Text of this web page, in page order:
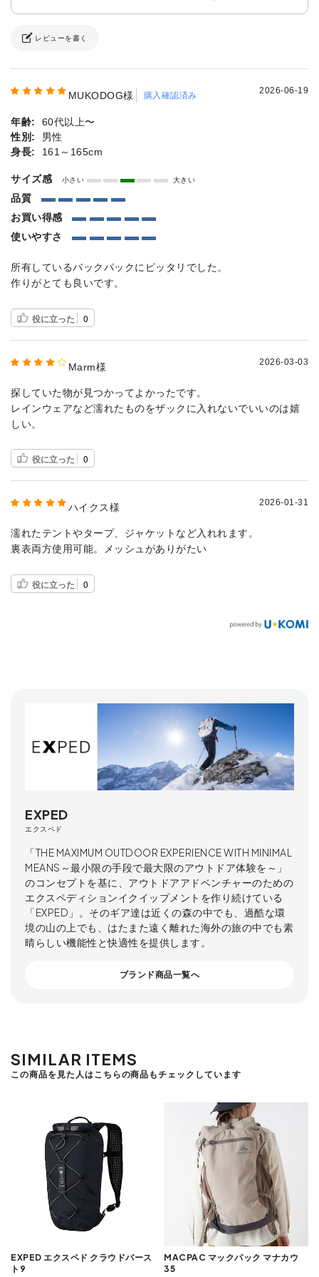
レビューを書く
MUKODOG様 購入確認済み 2026-06-19
年齢:
60代以上〜
性別:
男性
身長:
161～165cm
サイズ感 小さい 大きい
品質
お買い得感
使いやすさ
所有しているバックパックにピッタリでした。
作りがとても良いです。
役に立った 0
Marm様 2026-03-03
探していた物が見つかってよかったです。
レインウェアなど濡れたものをザックに入れないでいいのは嬉
しい。
役に立った 0
ハイクス様 2026-01-31
濡れたテントやタープ、ジャケットなど入れれます。
裏表両方使用可能。メッシュがありがたい
役に立った 0
EXPED
エクスペド
「THE MAXIMUM OUTDOOR EXPERIENCE WITH MINIMAL
MEANS～最小限の手段で最大限のアウトドア体験を～」
のコンセプトを基に、アウトドアアドベンチャーのための
エクスペディションイクイップメントを作り続けている
「EXPED」。そのギア達は近くの森の中でも、過酷な環
境の山の上でも、はたまた遠く離れた海外の旅の中でも素
晴らしい機能性と快適性を提供します。
ブランド商品一覧へ
SIMILAR ITEMS
この商品を見た人はこちらの商品もチェックしています
EXPED エクスペド クラウドバース
ト9
MACPAC マックパック マナカウ
35